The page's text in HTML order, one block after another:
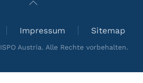
Impressum Sitemap
ISPO Austria. Alle Rechte vorbehalten.